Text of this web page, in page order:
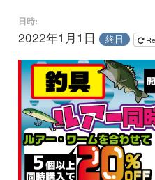
日時:
2022年1月1日 終日